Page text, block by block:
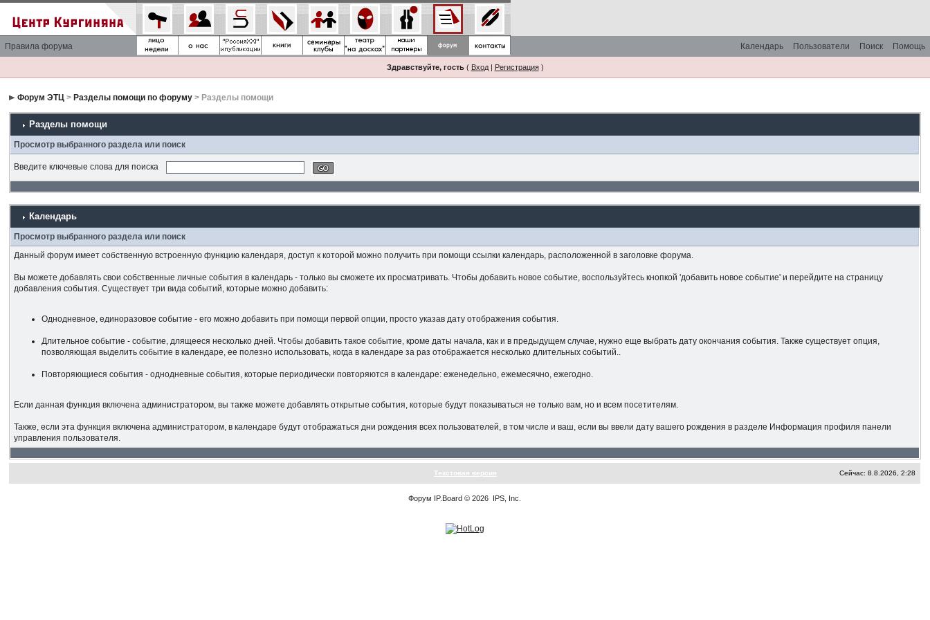
Правила форума Помощь
Поиск
Пользователи
Календарь
Здравствуйте, гость( Вход| Регистрация)
Форум ЭТЦ > Разделы помощи по форуму > Разделы помощи
Разделы помощи
Просмотр выбранного раздела или поиск
Введите ключевые слова для поиска
Календарь
Просмотр выбранного раздела или поиск
Данный форум имеет собственную встроенную функцию календаря, доступ к которой можно получить при помощи ссылки календарь, расположенной в заголовке форума.
Вы можете добавлять свои собственные личные события в календарь - только вы сможете их просматривать. Чтобы добавить новое событие, воспользуйтесь кнопкой 'добавить новое событие' и перейдите на страницу
добавления события. Существует три вида событий, которые можно добавить:
Однодневное, единоразовое событие - его можно добавить при помощи первой опции, просто указав дату отображения события.
Длительное событие - событие, длящееся несколько дней. Чтобы добавить такое событие, кроме даты начала, как и в предыдущем случае, нужно еще выбрать дату окончания события. Также существует опция,
позволяющая выделить событие в календаре, ее полезно использовать, когда в календаре за раз отображается несколько длительных событий..
Повторяющиеся события - однодневные события, которые периодически повторяются в календаре: еженедельно, ежемесячно, ежегодно.
Если данная функция включена администратором, вы также можете добавлять открытые события, которые будут показываться не только вам, но и всем посетителям.
Также, если эта функция включена администратором, в календаре будут отображаться дни рождения всех пользователей, в том числе и ваш, если вы ввели дату вашего рождения в разделе Информация профиля панели
управления пользователя.
Текстовая версия Сейчас: 8.8.2026, 2:28
Форум IP.Board © 2026 IPS, Inc